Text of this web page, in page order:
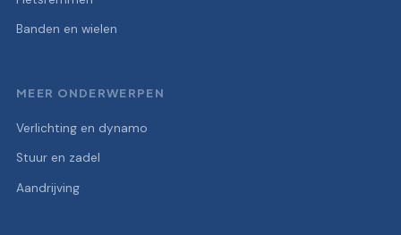
Banden en wielen
MEER ONDERWERPEN
Verlichting en dynamo
Stuur en zadel
Aandrijving